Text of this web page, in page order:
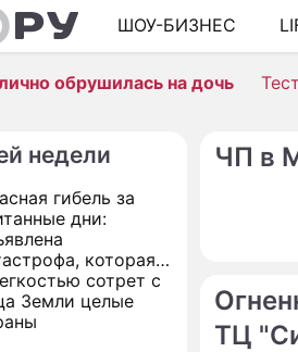
ШОУ-БИЗНЕС
обрушилась на дочь
недели
гибель за
дни:
которая
сотрет с
Земли целые
ЧП в
ТЦ